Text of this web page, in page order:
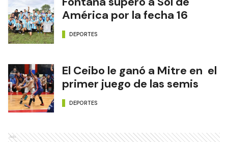
América por la fecha 16
DEPORTES
El Ceibo le ganó a Mitre en el
primer juego de las semis
DEPORTES
Ads